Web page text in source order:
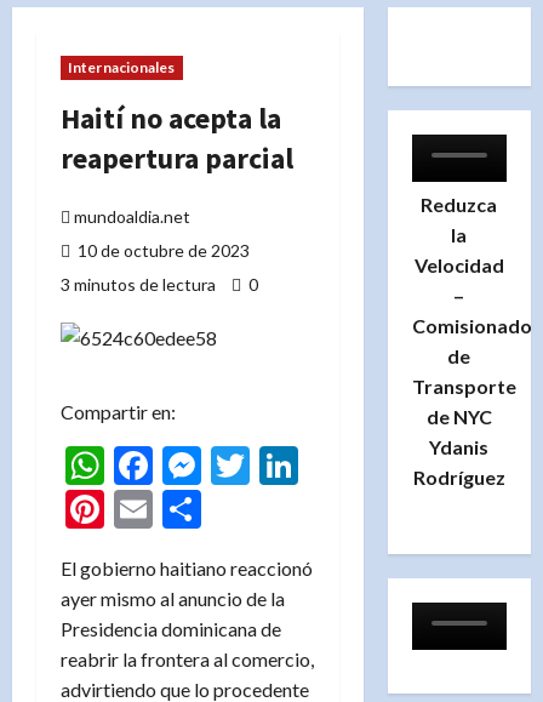
Internacionales
Haití no acepta la
reapertura parcial
mundoaldia.net
10 de octubre de 2023
3 minutos de lectura
0
Compartir en:
WhatsApp
Facebook
Messenger
TwitterLinkedIn
Pinterest
Email
El gobierno haitiano reaccionó
ayer mismo al anuncio de la
Presidencia dominicana de
reabrir la frontera al comercio,
advirtiendo que lo procedente
Reduzca
la
Velocidad
–
Comisionado
de
Transporte
de NYC
Ydanis
Rodríguez